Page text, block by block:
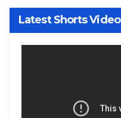
Latest Shorts Video